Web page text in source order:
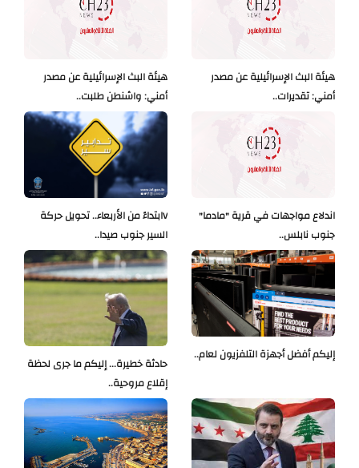
هيئة البث الإسرائيلية عن مصدر
أمني: واشنطن طلبت..
هيئة البث الإسرائيلية عن مصدر
أمني: تقديرات..
Vابتداءً من الأربعاء.. تحويل حركة
السير جنوب صيدا..
اندلاع مواجهات في قرية "مادما"
جنوب نابلس..
حادثة خطيرة... إليكم ما جرى لحظة
إقلاع مروحية..
إليكم أفضل أجهزة التلفزيون لعام..